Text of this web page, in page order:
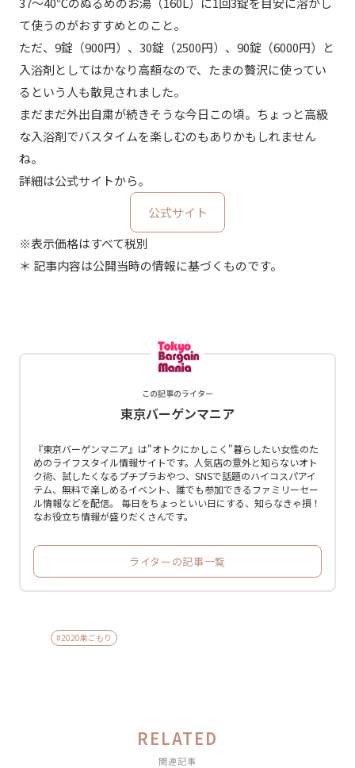
て使うのがおすすめとのこと。
ただ、9錠（900円）、30錠（2500円）、90錠（6000円）と
入浴剤としてはかなり高額なので、たまの贅沢に使ってい
るという人も散見されました。
まだまだ外出自粛が続きそうな今日この頃。ちょっと高級
な入浴剤でバスタイムを楽しむのもありかもしれません
ね。
詳細は公式サイトから。
公式サイト
※表示価格はすべて税別
＊ 記事内容は公開当時の情報に基づくものです。
この記事のライター
東京バーゲンマニア
『東京バーゲンマニア』は"オトクにかしこく"暮らしたい女性のた
めのライフスタイル情報サイトです。人気店の意外と知らないオト
ク術、試したくなるプチプラおやつ、SNSで話題のハイコスパアイ
テム、無料で楽しめるイベント、誰でも参加できるファミリーセー
ル情報などを配信。 毎日をちょっといい日にする、知らなきゃ損！
なお役立ち情報が盛りだくさんです。
ライターの記事一覧
#2020巣ごもり
RELATED
関連記事